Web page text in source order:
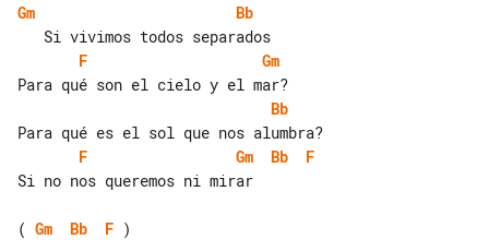
Gm
Bb
F
Gm
Bb
F
Gm Bb
F
Si no nos queremos ni mirar
( Gm Bb F )